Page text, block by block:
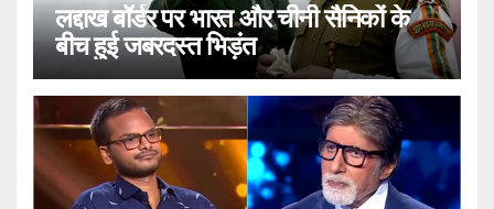
लद्दाख बॉर्डर पर भारत और चीनी सैनिकों के
बीच हुई जबरदस्त भिड़ंत